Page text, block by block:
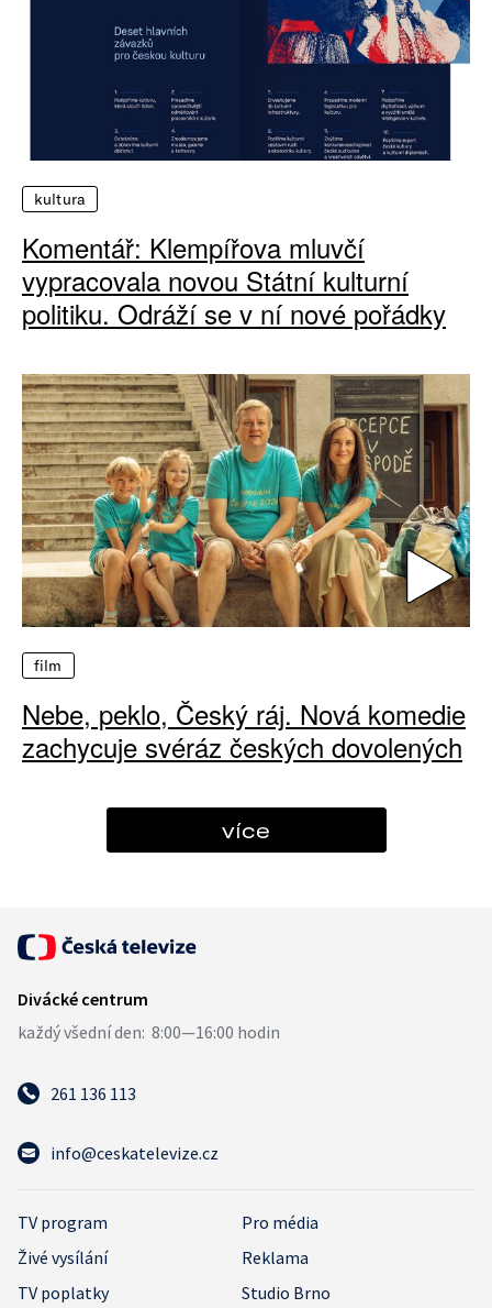
kultura
Komentář: Klempířova mluvčí
vypracovala novou Státní kulturní
politiku. Odráží se v ní nové pořádky
film
Nebe, peklo, Český ráj. Nová komedie
zachycuje svéráz českých dovolených
více
261 136 113
info@ceskatelevize.cz
TV program
Pro média
Živé vysílání
Reklama
TV poplatky
Studio Brno